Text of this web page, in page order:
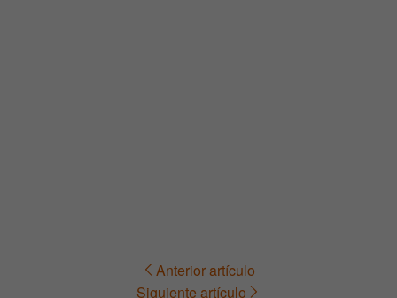
Navegación Anterior artículo
Siguiente artículo